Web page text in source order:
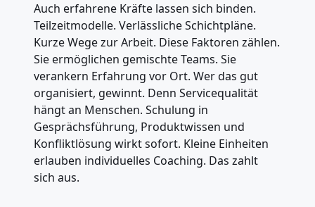
Auch erfahrene Kräfte lassen sich binden.
Teilzeitmodelle. Verlässliche Schichtpläne.
Kurze Wege zur Arbeit. Diese Faktoren zählen.
Sie ermöglichen gemischte Teams. Sie
verankern Erfahrung vor Ort. Wer das gut
organisiert, gewinnt. Denn Servicequalität
hängt an Menschen. Schulung in
Gesprächsführung, Produktwissen und
Konfliktlösung wirkt sofort. Kleine Einheiten
erlauben individuelles Coaching. Das zahlt
sich aus.